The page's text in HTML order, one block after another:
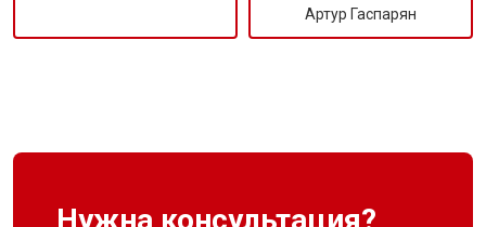
Артур Гаспарян
Нужна консультация?